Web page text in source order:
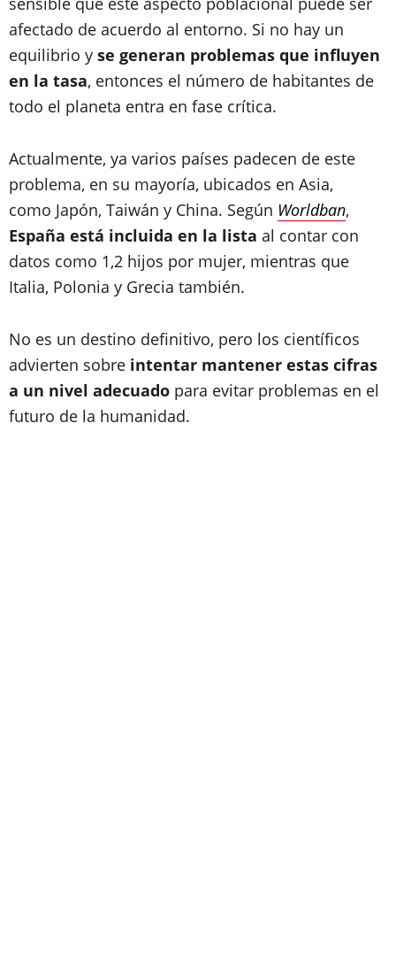
afectado de acuerdo al entorno. Si no hay un
equilibrio y se generan problemas que influyen
en la tasa, entonces el número de habitantes de
todo el planeta entra en fase crítica.
Actualmente, ya varios países padecen de este
problema, en su mayoría, ubicados en Asia,
como Japón, Taiwán y China. Según Worldban,
España está incluida en la lista al contar con
datos como 1,2 hijos por mujer, mientras que
Italia, Polonia y Grecia también.
No es un destino definitivo, pero los científicos
advierten sobre intentar mantener estas cifras
a un nivel adecuado para evitar problemas en el
futuro de la humanidad.